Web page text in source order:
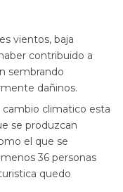
vientos, baja
contribuido a
sembrando
dañinos.
climatico esta
se produzcan
el que se
36 personas
quedo